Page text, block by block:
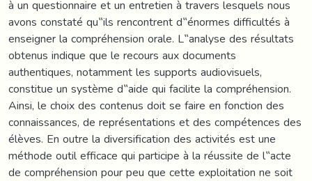
à un questionnaire et un entretien à travers lesquels nous
avons constaté qu‟ils rencontrent d‟énormes difficultés à
enseigner la compréhension orale. L‟analyse des résultats
obtenus indique que le recours aux documents
authentiques, notamment les supports audiovisuels,
constitue un système d‟aide qui facilite la compréhension.
Ainsi, le choix des contenus doit se faire en fonction des
connaissances, de représentations et des compétences des
élèves. En outre la diversification des activités est une
méthode outil efficace qui participe à la réussite de l‟acte
de compréhension pour peu que cette exploitation ne soit